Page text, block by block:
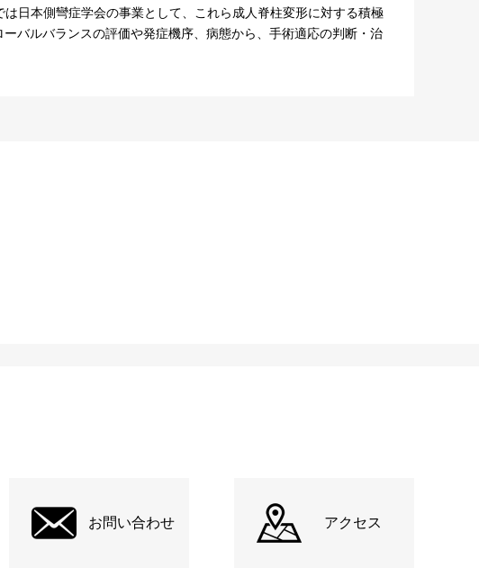
日本側彎症学会の事業として、これら成人脊柱変形に対する積極
バルバランスの評価や発症機序、病態から、手術適応の判断・治
お問い合わせ アクセス